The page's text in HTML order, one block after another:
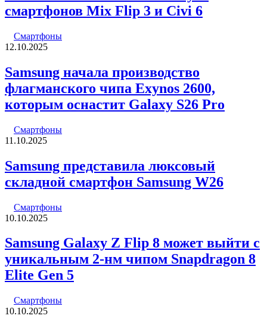
смартфонов Mix Flip 3 и Civi 6
Смартфоны
12.10.2025
Samsung начала производство
флагманского чипа Exynos 2600,
которым оснастит Galaxy S26 Pro
Смартфоны
11.10.2025
Samsung представила люксовый
складной смартфон Samsung W26
Смартфоны
10.10.2025
Samsung Galaxy Z Flip 8 может выйти с
уникальным 2-нм чипом Snapdragon 8
Elite Gen 5
Смартфоны
10.10.2025